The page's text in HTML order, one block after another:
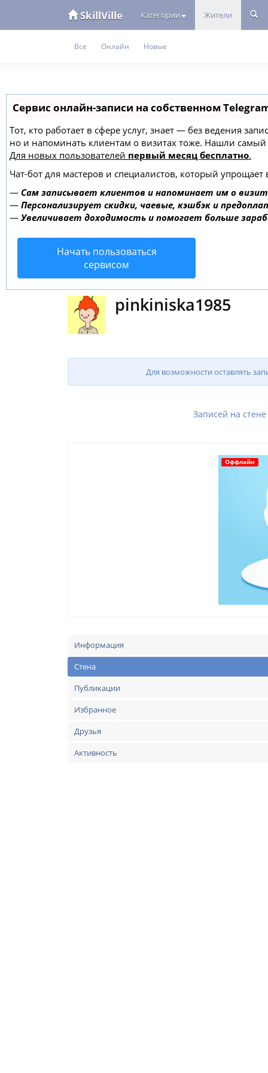
SkillVille Категории Жители
Все Онлайн Новые
Сервис онлайн-записи на собственном
Тот, кто работает в сфере услуг, знает — без ведения
но и напоминать клиентам о визитах тоже. Нашли
Для новых пользователей первый месяц бесплатно.
Чат-бот для мастеров и специалистов, который упрощает
— Сам записывает клиентов и напоминает им о
— Персонализирует скидки, чаевые, кэшбэк и
— Увеличивает доходимость и помогает больше
Начать пользоваться
сервисом
pinkiniska1985
Для возможности оставлять
Записей на
Оффлайн
Информация
Стена
Публикации
Избранное
Друзья
Активность